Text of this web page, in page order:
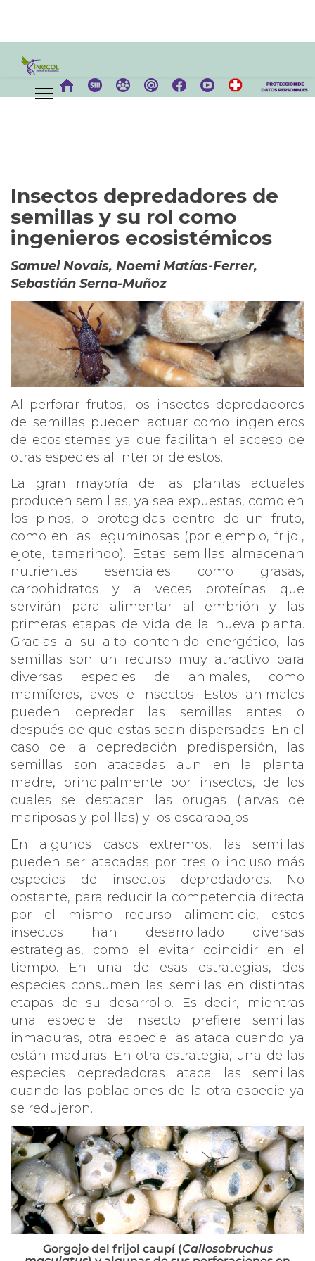
Insectos depredadores de
semillas y su rol como
ingenieros ecosistémicos
Samuel Novais, Noemi Matías-Ferrer,
Sebastián Serna-Muñoz
Al perforar frutos, los insectos depredadores
de semillas pueden actuar como ingenieros
de ecosistemas ya que facilitan el acceso de
otras especies al interior de estos.
La gran mayoría de las plantas actuales
producen semillas, ya sea expuestas, como en
los pinos, o protegidas dentro de un fruto,
como en las leguminosas (por ejemplo, frijol,
ejote, tamarindo). Estas semillas almacenan
nutrientes esenciales como grasas,
carbohidratos y a veces proteínas que
servirán para alimentar al embrión y las
primeras etapas de vida de la nueva planta.
Gracias a su alto contenido energético, las
semillas son un recurso muy atractivo para
diversas especies de animales, como
mamíferos, aves e insectos. Estos animales
pueden depredar las semillas antes o
después de que estas sean dispersadas. En el
caso de la depredación predispersión, las
semillas son atacadas aun en la planta
madre, principalmente por insectos, de los
cuales se destacan las orugas (larvas de
mariposas y polillas) y los escarabajos.
En algunos casos extremos, las semillas
pueden ser atacadas por tres o incluso más
especies de insectos depredadores. No
obstante, para reducir la competencia directa
por el mismo recurso alimenticio, estos
insectos han desarrollado diversas
estrategias, como el evitar coincidir en el
tiempo. En una de esas estrategias, dos
especies consumen las semillas en distintas
etapas de su desarrollo. Es decir, mientras
una especie de insecto prefiere semillas
inmaduras, otra especie las ataca cuando ya
están maduras. En otra estrategia, una de las
especies depredadoras ataca las semillas
cuando las poblaciones de la otra especie ya
se redujeron.
Gorgojo del frijol caupí (Callosobruchus